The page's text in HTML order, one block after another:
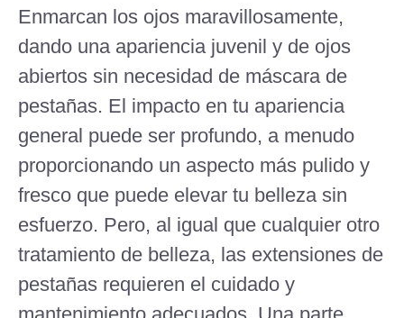
Enmarcan los ojos maravillosamente,
dando una apariencia juvenil y de ojos
abiertos sin necesidad de máscara de
pestañas. El impacto en tu apariencia
general puede ser profundo, a menudo
proporcionando un aspecto más pulido y
fresco que puede elevar tu belleza sin
esfuerzo. Pero, al igual que cualquier otro
tratamiento de belleza, las extensiones de
pestañas requieren el cuidado y